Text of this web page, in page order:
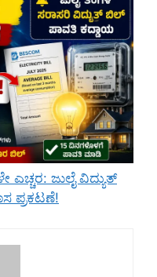
ಎಚ್ಚರ: ಜುಲೈ ವಿದ್ಯುತ್
ಪ್ರಕಟಣೆ!